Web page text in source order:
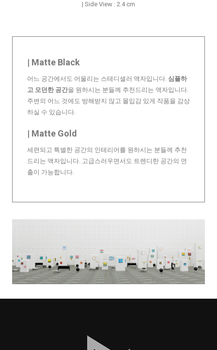
| Side View : 2.4 cm
| Matte Black
어느 공간에서도 어울리는 스테디셀러 액자입니다. 심플하
고 모던한 공간을 원하시는 분들께 추천드리는 액자입니다.
주변의 어느 것에도 방해받지 않고 몰입감 있게 작품을 감상
하실 수 있습니다.
| Matte Gold
세련되고 특별한 공간의 인테리어를 원하시는 분들께 추천
드리는 액자입니다. 고급스러우면서도 트렌디한 공간의 연
출이 가능합니다.